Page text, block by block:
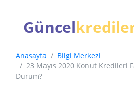
Güncel
Anasayfa
Bilgi Merkezi
23 Mayıs 2020 Konut Kredileri
Durum?